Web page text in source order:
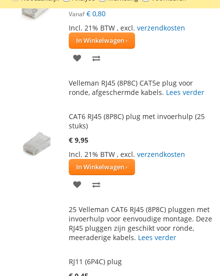
Vanaf € 0,80
Incl. 21% BTW , excl. verzendkosten
In Winkelwagen
VOEG
AAN TE
Velleman RJ45 (8P8C) CAT5e plug voor
ronde, afgeschermde kabels. Lees verder
CAT6 RJ45 (8P8C) plug met invoerhulp (25
stuks)
€ 9,95
Incl. 21% BTW , excl. verzendkosten
In Winkelwagen
VOEG
AAN
VERLANGLIJST
TE
VERGELIJKEN
25 Velleman CAT6 RJ45 (8P8C) pluggen met
invoerhulp voor eenvoudige montage. Deze
RJ45 pluggen zijn geschikt voor ronde,
meeraderige kabels. Lees verder
RJ11 (6P4C) plug